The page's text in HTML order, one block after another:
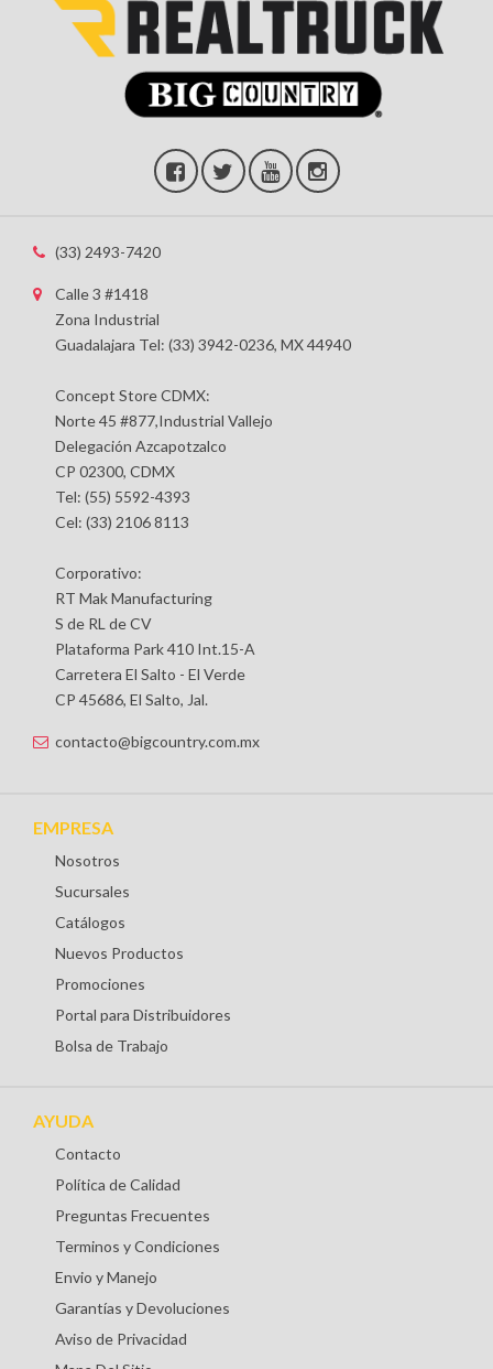
(33) 2493-7420
Calle 3 #1418
Zona Industrial
Guadalajara Tel: (33) 3942-0236, MX 44940
Concept Store CDMX:
Norte 45 #877,Industrial Vallejo
Delegación Azcapotzalco
CP 02300, CDMX
Tel: (55) 5592-4393
Cel: (33) 2106 8113
Corporativo:
RT Mak Manufacturing
S de RL de CV
Plataforma Park 410 Int.15-A
Carretera El Salto - El Verde
CP 45686, El Salto, Jal.
contacto@bigcountry.com.mx
EMPRESA
Nosotros
Sucursales
Catálogos
Nuevos Productos
Promociones
Portal para Distribuidores
Bolsa de Trabajo
AYUDA
Contacto
Política de Calidad
Preguntas Frecuentes
Terminos y Condiciones
Envio y Manejo
Garantías y Devoluciones
Aviso de Privacidad